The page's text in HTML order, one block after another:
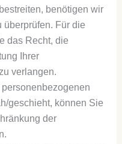
benötigen wir
überprüfen. Für die
das Recht, die
Ihrer
verlangen.
geschieht, können Sie
der